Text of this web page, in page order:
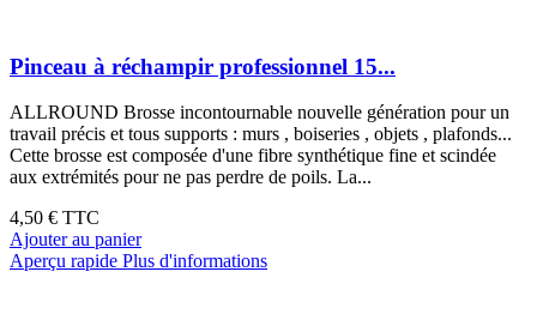
Pinceau à réchampir professionnel 15...
ALLROUND Brosse incontournable nouvelle génération pour un
travail précis et tous supports : murs , boiseries , objets , plafonds...
Cette brosse est composée d'une fibre synthétique fine et scindée
aux extrémités pour ne pas perdre de poils. La...
4,50 € TTC
Ajouter au panier
Aperçu rapide Plus d'informations